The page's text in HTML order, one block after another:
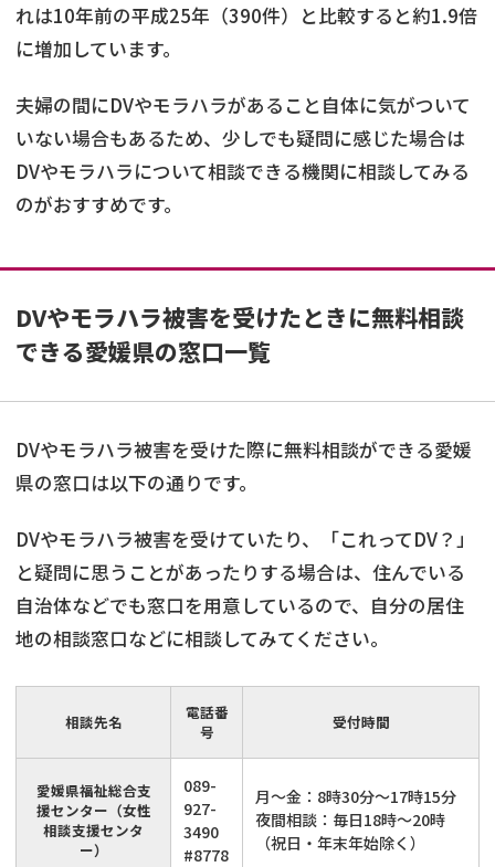
れは10年前の平成25年（390件）と比較すると約1.9倍
に増加しています。
夫婦の間にDVやモラハラがあること自体に気がついて
いない場合もあるため、少しでも疑問に感じた場合は
DVやモラハラについて相談できる機関に相談してみる
のがおすすめです。
DVやモラハラ被害を受けたときに無料相談
できる愛媛県の窓口一覧
DVやモラハラ被害を受けた際に無料相談ができる愛媛
県の窓口は以下の通りです。
DVやモラハラ被害を受けていたり、「これってDV？」
と疑問に思うことがあったりする場合は、住んでいる
自治体などでも窓口を用意しているので、自分の居住
地の相談窓口などに相談してみてください。
相談先名
電話番
号
受付時間
愛媛県福祉総合支
援センター（女性
相談支援センタ
ー）
089-
927-
3490
#8778
月～金：8時30分～17時15分
夜間相談：毎日18時～20時
（祝日・年末年始除く）